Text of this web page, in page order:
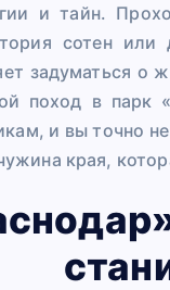
и тайн.
сотен
задуматься о
поход в парк
и вы точно
края,